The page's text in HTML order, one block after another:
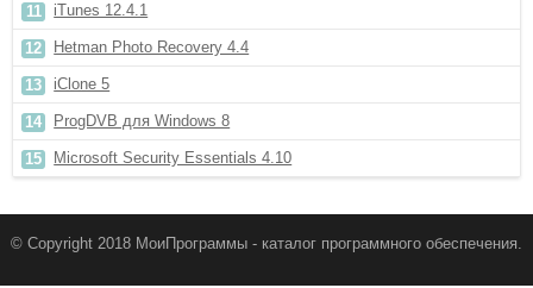
iTunes 12.4.1
Hetman Photo Recovery 4.4
iClone 5
ProgDVB для Windows 8
Microsoft Security Essentials 4.10
© Copyright 2018 МоиПрограммы - каталог программного обеспечения.